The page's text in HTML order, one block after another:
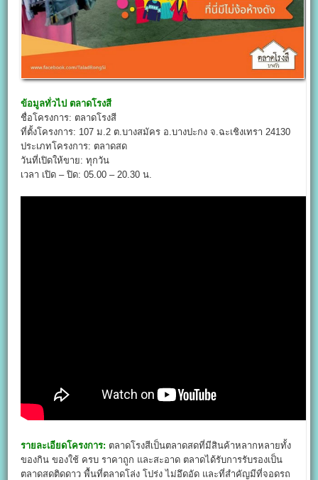
ข้อมูลทั่วไป ตลาดโรงสี
ชื่อโครงการ: ตลาดโรงสี
ที่ตั้งโครงการ: 107 ม.2 ต.บางสมัคร อ.บางปะกง จ.ฉะเชิงเทรา 24130
ประเภทโครงการ: ตลาดสด
วันที่เปิดให้ขาย: ทุกวัน
เวลา เปิด – ปิด: 05.00 – 20.30 น.
รายละเอียดโครงการ: ตลาดโรงสีเป็นตลาดสดที่มีสินค้าหลากหลายทั้ง
ของกิน ของใช้ ครบ ราคาถูก และสะอาด ตลาดได้รับการรับรองเป็น
ตลาดสดติดดาว พื้นที่ตลาดโล่ง โปร่ง ไม่อึดอัด และที่สำคัญมีที่จอดรถ